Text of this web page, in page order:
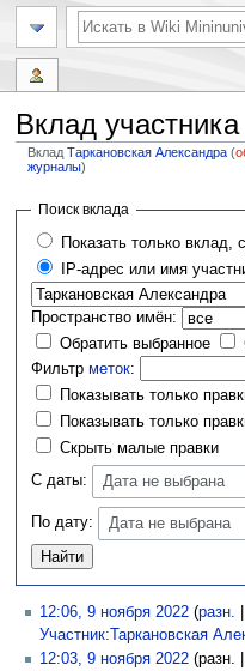
Вклад участника
ВкладТаркановская Александра (
журналы)
Перейти
навигации
Перейти
поиску
Поиск вклада
Показать только
IP-адрес или имя
Пространство имён:
Обратить выбранное
Фильтрметок:
Показывать только
Показывать только
Скрыть малые правки
С даты:
Дата не выбрана
По дату: Дата не выбрана
12:06, 9 ноября 2022 (разн.
Участник:Таркановская
12:03, 9 ноября 2022 (разн. |